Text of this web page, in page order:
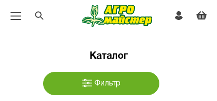
Каталог
Фильтр